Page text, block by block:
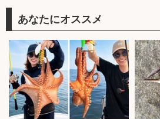
あなたにオススメ